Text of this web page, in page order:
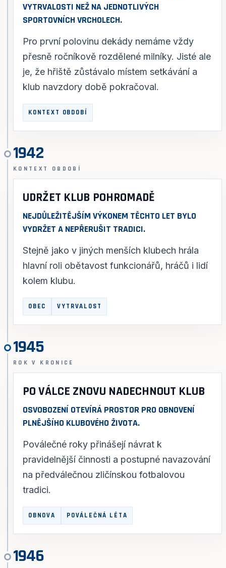
VYTRVALOSTI NEŽ NA JEDNOTLIVÝCH
SPORTOVNÍCH VRCHOLECH.
Pro první polovinu dekády nemáme vždy
přesně ročníkově rozdělené milníky. Jisté ale
je, že hřiště zůstávalo místem setkávání a
klub navzdory době pokračoval.
KONTEXT OBDOBÍ
1942
KONTEXT OBDOBÍ
UDRŽET KLUB POHROMADĚ
NEJDŮLEŽITĚJŠÍM VÝKONEM TĚCHTO LET BYLO
VYDRŽET A NEPŘERUŠIT TRADICI.
Stejně jako v jiných menších klubech hrála
hlavní roli obětavost funkcionářů, hráčů i lidí
kolem klubu.
OBEC VYTRVALOST
1945
ROK V KRONICE
PO VÁLCE ZNOVU NADECHNOUT KLUB
OSVOBOZENÍ OTEVÍRÁ PROSTOR PRO OBNOVENÍ
PLNĚJŠÍHO KLUBOVÉHO ŽIVOTA.
Poválečné roky přinášejí návrat k
pravidelnější činnosti a postupné navazování
na předválečnou zličínskou fotbalovou
tradici.
OBNOVA POVÁLEČNÁ LÉTA
1946